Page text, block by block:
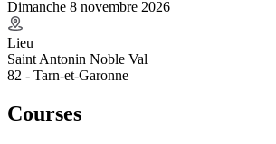
Dimanche 8 novembre 2026
Lieu
Saint Antonin Noble Val
82 - Tarn-et-Garonne
Courses